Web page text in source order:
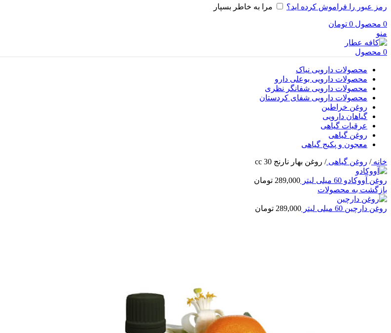
رمز عبور را فراموش کرده اید؟ مرا به خاطر بسپار
0 محصول 0 تومان
منو
0 محصول
محصولات دارویی نیاک
محصولات دارویی بوعلی دارو
محصولات دارویی شفانگر نظری
محصولات دارویی شفای کردستان
روغن خراطین
گیاهان دارویی
عرقیات گیاهی
روغن گیاهی
معجون و پکیج گیاهی
خانه/ روغن گیاهی/ روغن بهار نارنج 30 cc
روغن آووکادو 60 میلی لیتر 289,000 تومان
بازگشت به محصولات
روغن دارچین 60 میلی لیتر 289,000 تومان